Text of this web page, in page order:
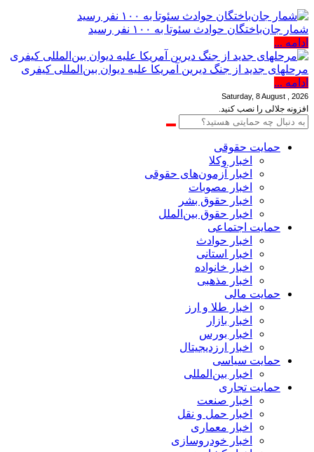
شمار جان‌باختگان حوادث سئوتا به ۱۰۰ نفر رسید
ادامه ...
مرحله‎ای جدید از جنگ دیرین آمریکا علیه دیوان بین‌المللی کیفری
ادامه ...
Saturday, 8 August , 2026
افزونه جلالی را نصب کنید.
حمایت حقوقی
اخبار وکلا
اخبار آزمون‌های حقوقی
اخبار مصوبات
اخبار حقوق بشر
اخبار حقوق بین‌الملل
حمایت اجتماعی
اخبار حوادث
اخبار استانی
اخبار خانواده
اخبار مذهبی
حمایت مالی
اخبار طلا و ارز
اخبار بازار
اخبار بورس
اخبار ارزدیجیتال
حمایت سیاسی
اخبار بین‌المللی
حمایت تجاری
اخبار صنعت
اخبار حمل و نقل
اخبار معماری
اخبار خودروسازی